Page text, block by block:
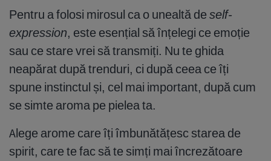
Pentru a folosi mirosul ca o unealtă de self-
expression, este esențial să înțelegi ce emoție
sau ce stare vrei să transmiți. Nu te ghida
neapărat după trenduri, ci după ceea ce îți
spune instinctul și, cel mai important, după cum
se simte aroma pe pielea ta.
Alege arome care îți îmbunătățesc starea de
spirit, care te fac să te simți mai încrezătoare